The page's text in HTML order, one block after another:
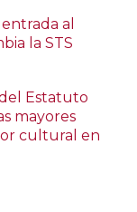
al
la STS
Estatuto
mayores
cultural en